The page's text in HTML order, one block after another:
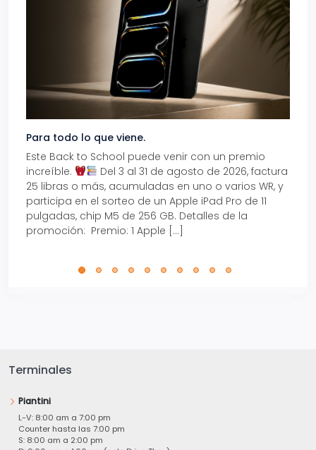
Para todo lo que viene.
Este Back to School puede venir con un premio
increíble.
Del 3 al 31 de agosto de 2026, factura
25 libras o más, acumuladas en uno o varios WR, y
participa en el sorteo de un Apple iPad Pro de 11
pulgadas, chip M5 de 256 GB. Detalles de la
promoción: Premio: 1 Apple […]
Terminales
Piantini
L-V: 8:00 am a 7:00 pm
Counter hasta las 7:00 pm
S: 8:00 am a 2:00 pm